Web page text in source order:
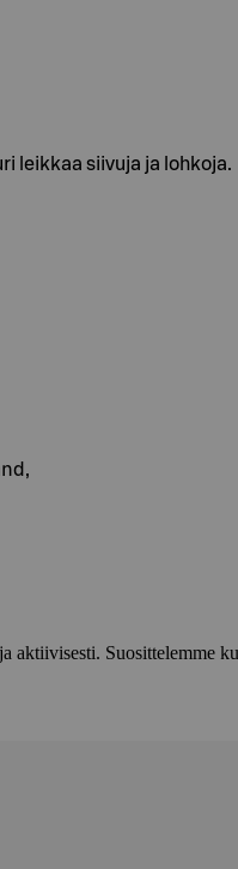
leikkaa siivuja ja lohkoja.
aktiivisesti. Suosittelemme